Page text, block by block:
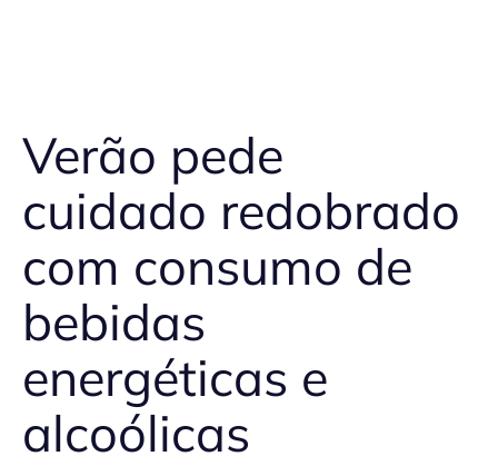
Verão pede
cuidado redobrado
com consumo de
bebidas
energéticas e
alcoólicas